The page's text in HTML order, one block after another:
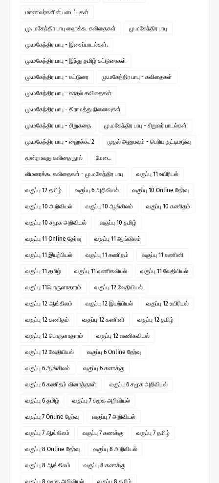
மாணவர்களின் படைப்புகள்
மு. மகேந்திர பாபு ஹைக்கூ கவிதைகள் மு.மகேந்திர பாபு
மு.மகேந்திர பாபு - இசைப்பாடல்கள்.
மு.மகேந்திர பாபு - இந்து தமிழ் கட்டுரைகள்
மு.மகேந்திர பாபு - கட்டுரை மு.மகேந்திர பாபு - கவிதைகள்
மு.மகேந்திர பாபு - காதல் கவிதைகள்
மு.மகேந்திர பாபு - கிராமத்து நினைவுகள்
மு.மகேந்திர பாபு - சிறுகதை மு.மகேந்திர பாபு - சிறுவர் பாடல்கள்
மு.மகேந்திர பாபு - ஹைக்கூ 2 முதல் அனுபவம் - பெரிய குட்டிமடுவு
மூன்றாவது கவிதை நூல் மேடை
லிமரைக்கூ கவிதைகள் - மு.மகேந்திர பாபு வகுப்பு 11 உயிரியல்
வகுப்பு 12 தமிழ் வகுப்பு 6 அறிவியல் வகுப்பு 10 Online தேர்வு
வகுப்பு 10 அறிவியல் வகுப்பு 10 ஆங்கிலம் வகுப்பு 10 கணிதம்
வகுப்பு 10 சமூக அறிவியல் வகுப்பு 10 தமிழ்
வகுப்பு 11 Online தேர்வு வகுப்பு 11 ஆங்கிலம்
வகுப்பு 11 இயற்பியல் வகுப்பு 11 கணிதம் வகுப்பு 11 கணினி
வகுப்பு 11 தமிழ் வகுப்பு 11 வணிகவியல் வகுப்பு 11 வேதியியல்
வகுப்பு 11பொருளாதாரம் வகுப்பு 12 வேதியியல்
வகுப்பு 12 ஆங்கிலம் வகுப்பு 12 இயற்பியல் வகுப்பு 12 உயிரியல்
வகுப்பு 12 கணிதம் வகுப்பு 12 கணினி வகுப்பு 12 தமிழ்
வகுப்பு 12 பொருளாதாரம் வகுப்பு 12 வணிகவியல்
வகுப்பு 12 வேதியியல் வகுப்பு 6 Online தேர்வு
வகுப்பு 6 ஆங்கிலம் வகுப்பு 6 கணக்கு
வகுப்பு 6 கணிதம் வினாத்தாள் வகுப்பு 6 சமூக அறிவியல்
வகுப்பு 6 தமிழ் வகுப்பு 7 சமூக அறிவியல்
வகுப்பு 7 Online தேர்வு வகுப்பு 7 அறிவியல்
வகுப்பு 7 ஆங்கிலம் வகுப்பு 7 கணக்கு வகுப்பு 7 தமிழ்
வகுப்பு 8 Online தேர்வு வகுப்பு 8 அறிவியல்
வகுப்பு 8 ஆங்கிலம் வகுப்பு 8 கணக்கு
வகுப்பு 8 சமூக அறிவியல் வகுப்பு 8 தமிழ்